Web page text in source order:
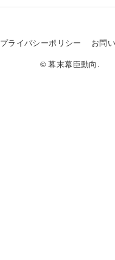
プライバシーポリシー
お問
© 幕末幕臣動向.